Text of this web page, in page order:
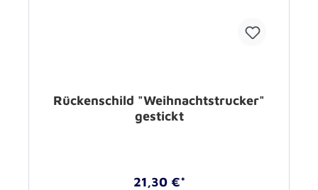
Rückenschild "Weihnachtstrucker"
gestickt
21,30 €*